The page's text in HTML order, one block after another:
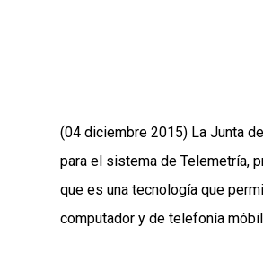
(04 diciembre 2015) La Junta
para el sistema de Telemetría,
que es una tecnología que
computador y de telefonía